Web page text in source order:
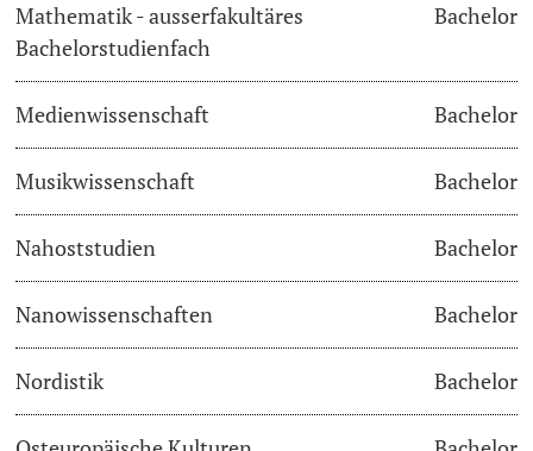
Digital learning
Language Center
Learning Spaces
Lernbörse
Mathematik - ausserfakultäres
Bachelorstudienfach
Bachelor
Medienwissenschaft Bachelor
Musikwissenschaft Bachelor
Nahoststudien Bachelor
Nanowissenschaften Bachelor
Nordistik Bachelor